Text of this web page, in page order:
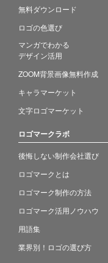
無料ダウンロード
ロゴの色選び
マンガでわかる
デザイン活用
ZOOM背景画像無料作成
キャラマーケット
文字ロゴマーケット
ロゴマークラボ
後悔しない制作会社選び
ロゴマークとは
ロゴマーク制作の方法
ロゴマーク活用ノウハウ
用語集
業界別！ロゴの選び方